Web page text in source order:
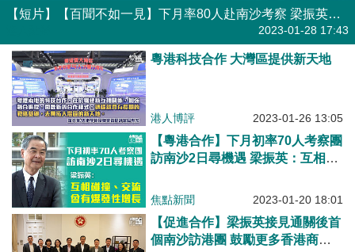
【短片】【百聞不如一見】下月率80人赴南沙考察 梁振英：冀粵港合作在疫情後爆發式發展、籲機構長駐當地、坐言起行去內地看看！
2023-01-28 17:43
粵港科技合作 大灣區提供新天地
港人博評 2023-01-26 13:05
【粵港合作】下月初率70人考察團
訪南沙2日尋機遇 梁振英：互相碰
焦點新聞 2023-01-20 18:01
【促進合作】梁振英接見通關後首
個南沙訪港團 鼓勵更多香港商會